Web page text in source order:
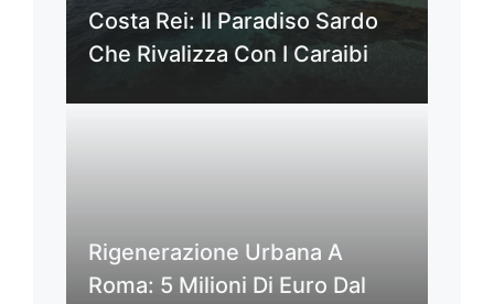
Costa Rei: Il Paradiso Sardo
Che Rivalizza Con I Caraibi
Rigenerazione Urbana A
Roma: 5 Milioni Di Euro Dal